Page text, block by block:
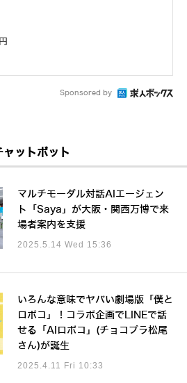
Sponsored by
ャットボット
マルチモーダル対話AIエージェン
ト「Saya」が大阪・関西万博で来
場者案内を支援
2025.5.14 Wed 15:36
いろんな意味でヤバい劇場版「僕と
ロボコ」！コラボ企画でLINEで話
せる「AIロボコ」(チョコプラ松尾
さん)が誕生
2025.4.11 Fri 10:33